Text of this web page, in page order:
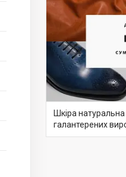
Шкіра
галантерених